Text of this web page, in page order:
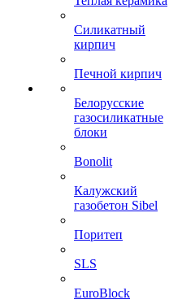
Силикатный
кирпич
Печной кирпич
Белорусские
газосиликатные
блоки
Bonolit
Калужский
газобетон Sibel
Поритеп
SLS
EuroBlock